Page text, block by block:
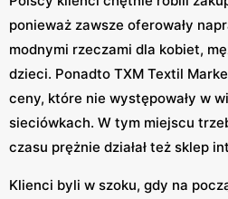
ponieważ zawsze oferowały
modnymi rzeczami dla kobiet,
dzieci. Ponadto TXM Textil
ceny, które nie występowały w
sieciówkach. W tym miejscu
czasu prężnie działał też sklep
Klienci byli w szoku, gdy na